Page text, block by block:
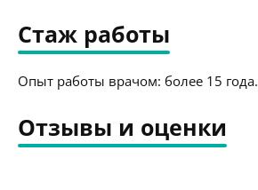
Стаж работы
Опыт работы врачом: более 15 года.
Отзывы и оценки